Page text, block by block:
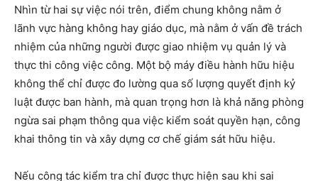
Nhìn từ hai sự việc nói trên, điểm chung không nằm ở
lãnh vực hàng không hay giáo dục, mà nằm ở vấn đề trách
nhiệm của những người được giao nhiệm vụ quản lý và
thực thi công việc công. Một bộ máy điều hành hữu hiệu
không thể chỉ được đo lường qua số lượng quyết định kỷ
luật được ban hành, mà quan trọng hơn là khả năng phòng
ngừa sai phạm thông qua việc kiểm soát quyền hạn, công
khai thông tin và xây dựng cơ chế giám sát hữu hiệu.
Nếu công tác kiểm tra chỉ được thực hiện sau khi sai